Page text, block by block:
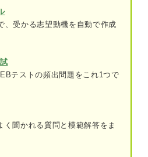
げするために自己PRと長所はセ
風や求める人物像に一致してい
所は矛盾しないか
、受かる志望動機を自動で作成
テストの頻出問題をこれ1つで
く聞かれる質問と模範解答をま